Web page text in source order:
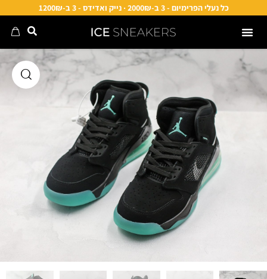
כל נעלי הפרימיום - 3 ב-2000₪ · נייק ואדידס - 3 ב-1200₪